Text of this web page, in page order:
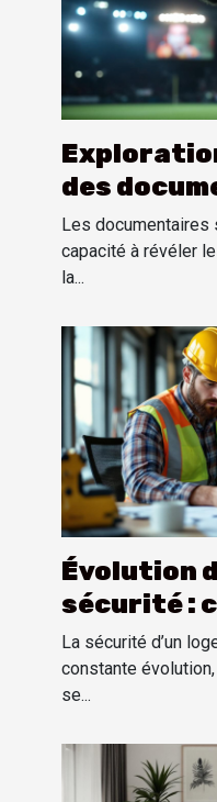
des
sportifs
publique
Les
capacité à révéler
la...
Évolution
sécurité :
La sécurité d’un
constante
se...